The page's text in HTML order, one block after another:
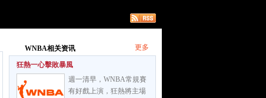
WNBA相关资讯 更多
狂熱一心擊敗暴風
週一清早，WNBA常規賽
有好戲上演，狂熱將主場